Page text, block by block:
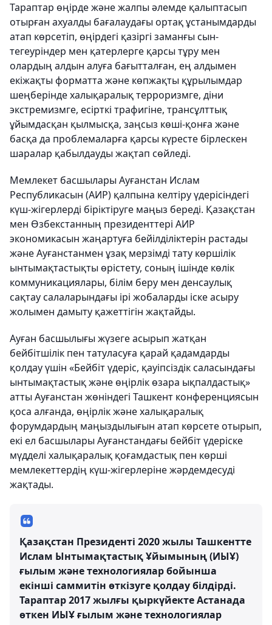
Тараптар өңірде және жалпы әлемде қалыптасып
отырған ахуалды бағалаудағы ортақ ұстанымдарды
атап көрсетіп, өңірдегі қазіргі заманғы сын-
тегеуріндер мен қатерлерге қарсы тұру мен
олардың алдын алуға бағытталған, ең алдымен
екіжақты форматта және көпжақты құрылымдар
шеңберінде халықаралық терроризмге, діни
экстремизмге, есірткі трафигіне, трансұлттық
ұйымдасқан қылмысқа, заңсыз көші-қонға және
басқа да проблемаларға қарсы күресте бірлескен
шаралар қабылдауды жақтап сөйледі.
Мемлекет басшылары Ауғанстан Ислам
Республикасын (АИР) қалпына келтіру үдерісіндегі
күш-жігерлерді біріктіруге маңыз береді. Қазақстан
мен Өзбекстанның президенттері АИР
экономикасын жаңартуға бейілділіктерін растады
және Ауғанстанмен ұзақ мерзімді тату көршілік
ынтымақтастықты өрістету, соның ішінде көлік
коммуникациялары, білім беру мен денсаулық
сақтау салаларындағы ірі жобаларды іске асыру
жолымен дамыту қажеттігін жақтайды.
Ауған басшылығы жүзеге асырып жатқан
бейбітшілік пен татуласуға қарай қадамдарды
қолдау үшін «Бейбіт үдеріс, қауіпсіздік саласындағы
ынтымақтастық және өңірлік өзара ықпалдастық»
атты Ауғанстан жөніндегі Ташкент конференциясын
қоса алғанда, өңірлік және халықаралық
форумдардың маңыздылығын атап көрсете отырып,
екі ел басшылары Ауғанстандағы бейбіт үдеріске
мүдделі халықаралық қоғамдастық пен көрші
мемлекеттердің күш-жігерлеріне жәрдемдесуді
жақтады.
Қазақстан Президенті 2020 жылы Ташкентте
Ислам Ынтымақтастық Ұйымының (ИЫҰ)
ғылым және технологиялар бойынша
екінші саммитін өткізуге қолдау білдірді.
Тараптар 2017 жылғы қыркүйекте Астанада
өткен ИЫҰ ғылым және технологиялар